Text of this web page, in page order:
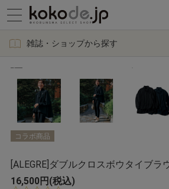
雑誌・ショップから探す
コラボ商品
[ALEGRE]ダブルクロスボウタイブラ
16,500円(税込)